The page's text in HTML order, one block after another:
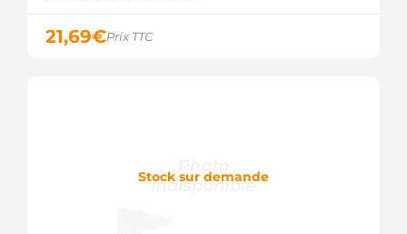
21,69€Prix TTC
Stock sur demande